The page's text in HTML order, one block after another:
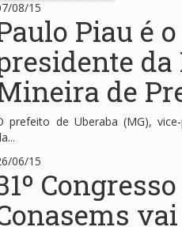
08/15
Piau é
da
de
prefeito de Uberaba (MG),
06/15